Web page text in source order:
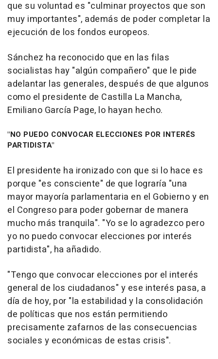
que su voluntad es "culminar proyectos que son
muy importantes", además de poder completar la
ejecución de los fondos europeos.
Sánchez ha reconocido que en las filas
socialistas hay "algún compañero" que le pide
adelantar las generales, después de que algunos
como el presidente de Castilla La Mancha,
Emiliano García Page, lo hayan hecho.
"NO PUEDO CONVOCAR ELECCIONES POR INTERÉS
PARTIDISTA"
El presidente ha ironizado con que si lo hace es
porque "es consciente" de que lograría "una
mayor mayoría parlamentaria en el Gobierno y en
el Congreso para poder gobernar de manera
mucho más tranquila". "Yo se lo agradezco pero
yo no puedo convocar elecciones por interés
partidista", ha añadido.
"Tengo que convocar elecciones por el interés
general de los ciudadanos" y ese interés pasa, a
día de hoy, por "la estabilidad y la consolidación
de políticas que nos están permitiendo
precisamente zafarnos de las consecuencias
sociales y económicas de estas crisis".